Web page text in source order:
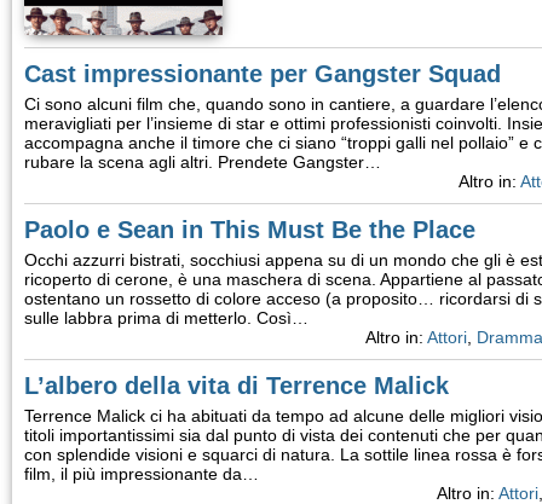
Cast impressionante per Gangster Squad
Ci sono alcuni film che, quando sono in cantiere, a guardare
meravigliati per l’insieme di star e ottimi professionisti coinvolti.
accompagna anche il timore che ci siano “troppi galli nel pollaio” e
rubare la scena agli altri. Prendete Gangster…
Altro in:
Paolo e Sean in This Must Be the Place
Occhi azzurri bistrati, socchiusi appena su di un mondo che gli è
ricoperto di cerone, è una maschera di scena. Appartiene al
ostentano un rossetto di colore acceso (a proposito… ricordarsi di
sulle labbra prima di metterlo. Così…
Altro in: Attori
L’albero della vita di Terrence Malick
Terrence Malick ci ha abituati da tempo ad alcune delle migliori
titoli importantissimi sia dal punto di vista dei contenuti che per
con splendide visioni e squarci di natura. La sottile linea rossa è
film, il più impressionante da…
Altro in: Attori